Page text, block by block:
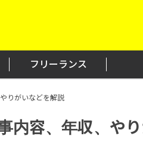
フリーランス
りがいなどを解説
内容、年収、や